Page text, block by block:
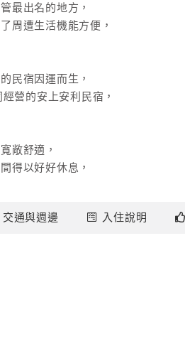
最出名的地方，
周遭生活機能方便，
民宿因運而生，
營的安上安利民宿，
敞舒適，
得以好好休息，
聊天。
吳爸爸在2008年斥資打造
特別優待，落腳時千萬別錯過囉！
交通與週邊 入住說明